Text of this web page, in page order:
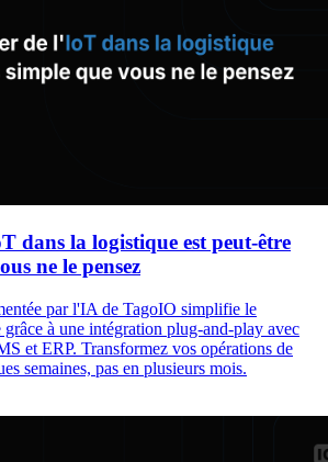
dans la logistique est peut-être
ne le pensez
par l'IA de TagoIO simplifie le
à une intégration plug-and-play avec
et ERP. Transformez vos opérations de
semaines, pas en plusieurs mois.